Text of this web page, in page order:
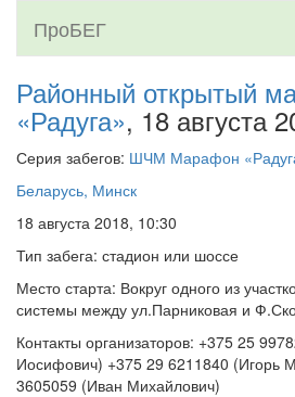
ПроБЕГ
Районный открытый
«Радуга», 18 августа
Серия забегов: ШЧМ Марафон
Беларусь, Минск
18 августа 2018, 10:30
Тип забега: стадион или шоссе
Место старта: Вокруг одного из
системы между ул.Парниковая и
Контакты организаторов: +375 25
Иосифович) +375 29 6211840 (Игорь
3605059 (Иван Михайлович)